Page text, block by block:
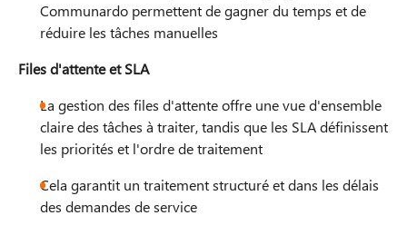
Communardo permettent de gagner du temps et de
réduire les tâches manuelles​​
Files d'attente et SLA
La gestion des files d'attente offre une vue d'ensemble
claire des tâches à traiter, tandis que les SLA définissent
les priorités et l'ordre de traitement
Cela garantit un traitement structuré et dans les délais
des demandes de service​​